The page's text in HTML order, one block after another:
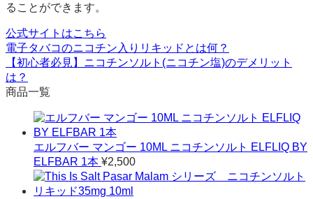
ることができます。
公式サイトはこちら
電子タバコのニコチン入りリキッドとは何？
【初心者必見】ニコチンソルト(ニコチン塩)のデメリット
は？
商品一覧
エルフバー マンゴー 10ML ニコチンソルト ELFLIQ BY
ELFBAR 1本 ¥2,500